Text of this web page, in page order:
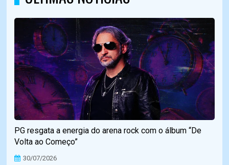
PG resgata a energia do arena rock com o álbum “De
Volta ao Começo”
30/07/2026